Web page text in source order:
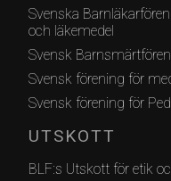
Svenska
och läkemedel
Svensk
Svensk förening för
Svensk förening för
UTSKOTT
BLF:s Utskott för etik